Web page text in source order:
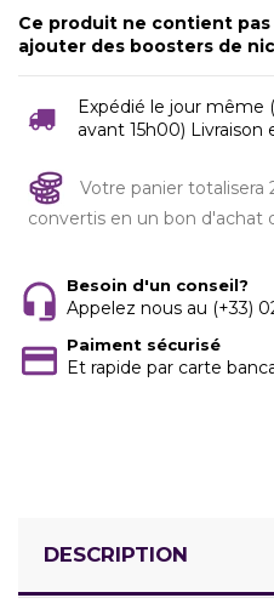
Ce produit ne contient
ajouter des boosters de
Expédié le jour même
avant 15h00) Livraison
Votre panier
convertis en un bon d'achat
Besoin d'un conseil?
Appelez nous au (+33)
Paiment sécurisé
Et rapide par carte
DESCRIPTION